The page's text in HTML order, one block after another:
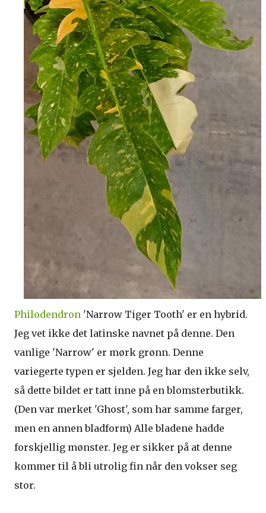
Philodendron 'Narrow Tiger Tooth' er en hybrid.
Jeg vet ikke det latinske navnet på denne. Den
vanlige 'Narrow' er mørk grønn. Denne
variegerte typen er sjelden. Jeg har den ikke selv,
så dette bildet er tatt inne på en blomsterbutikk.
(Den var merket 'Ghost', som har samme farger,
men en annen bladform) Alle bladene hadde
forskjellig mønster. Jeg er sikker på at denne
kommer til å bli utrolig fin når den vokser seg
stor.